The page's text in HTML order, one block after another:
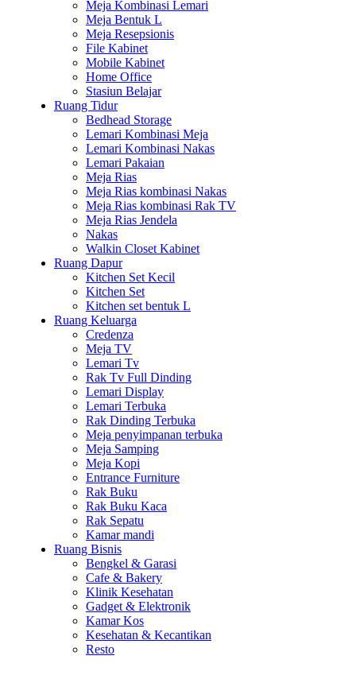
Meja Kombinasi Lemari
Meja Bentuk L
Meja Resepsionis
File Kabinet
Mobile Kabinet
Home Office
Stasiun Belajar
Ruang Tidur
Bedhead Storage
Lemari Kombinasi Meja
Lemari Kombinasi Nakas
Lemari Pakaian
Meja Rias
Meja Rias kombinasi Nakas
Meja Rias kombinasi Rak TV
Meja Rias Jendela
Nakas
Walkin Closet Kabinet
Ruang Dapur
Kitchen Set Kecil
Kitchen Set
Kitchen set bentuk L
Ruang Keluarga
Credenza
Meja TV
Lemari Tv
Rak Tv Full Dinding
Lemari Display
Lemari Terbuka
Rak Dinding Terbuka
Meja penyimpanan terbuka
Meja Samping
Meja Kopi
Entrance Furniture
Rak Buku
Rak Buku Kaca
Rak Sepatu
Kamar mandi
Ruang Bisnis
Bengkel & Garasi
Cafe & Bakery
Klinik Kesehatan
Gadget & Elektronik
Kamar Kos
Kesehatan & Kecantikan
Resto